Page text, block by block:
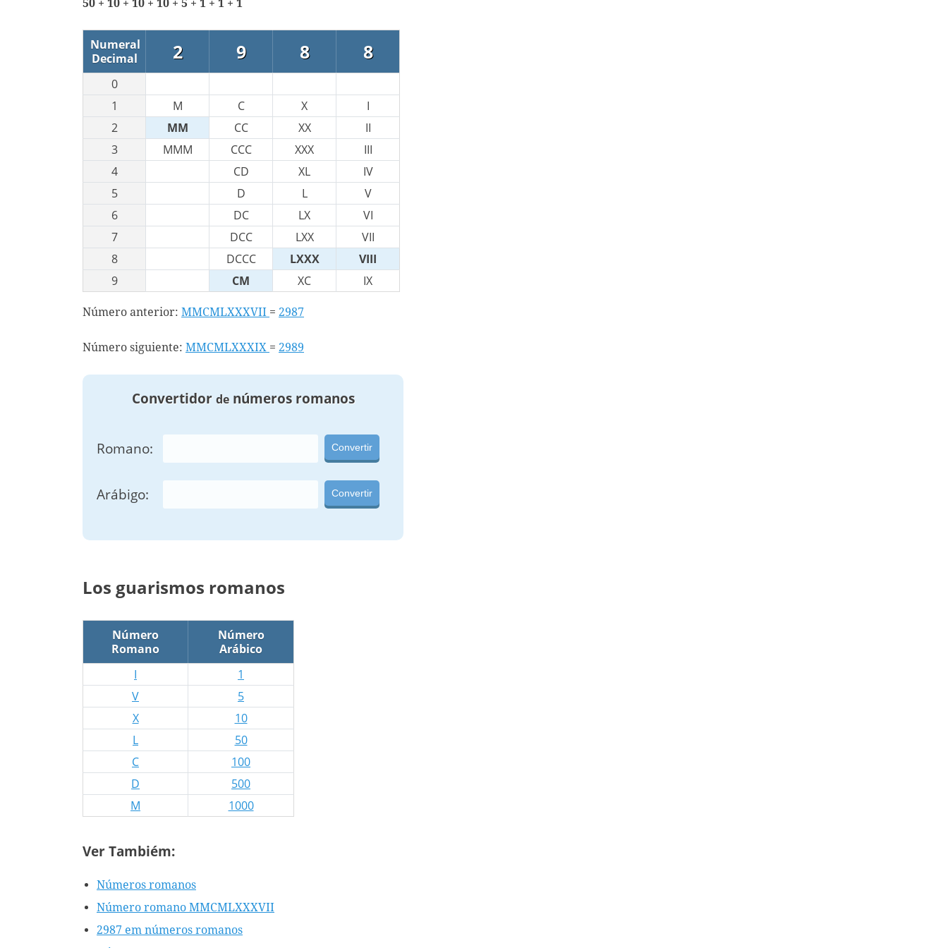
50 + 10 + 10 + 10 + 5 + 1 + 1 + 1
Numeral
Decimal
2 9 8 8
0
1
M C X
I
2
MM CC XX
II
3
MMM CCC XXX
III
4
CD XL
IV
5
D L
V
6
DC LX
VI
7
DCC LXX
VII
8
DCCC LXXX
VIII
9
CM XC IX
Número anterior: MMCMLXXXVII = 2987
Número siguiente: MMCMLXXXIX = 2989
Convertidor denúmeros romanos
Romano: Convertir
Arábigo: Convertir
Los guarismos romanos
Número
Romano
Número
Arábico
I
1
V
5
X
10
L
50
C
100
D
500
M
1000
Ver Tambiém:
Números romanos
Número romano MMCMLXXXVII
2987 em números romanos